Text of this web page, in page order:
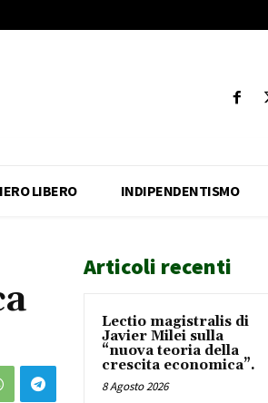
LIBERO INDIPENDENTISMO
Articoli recenti
Lectio magistralis di
Javier Milei sulla
“nuova teoria della
crescita economica”.
8 Agosto 2026